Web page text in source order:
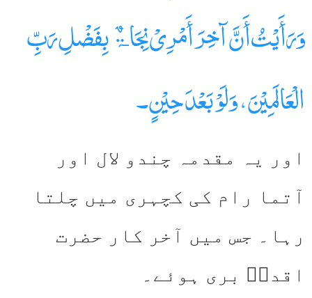
وَرَأَیْتُ أَنَّ آخِرَ أَمْرِیْ نِجَاۃٌ بِفَضْلِ رَبِّ
الْعَالَمِیْنَ، وَلَوْ بَعْدَ حِیْنٍ۔
اور یہ مقدمہ چندو لال اور
آتما رام کی کچہری میں چلتا
رہا۔ جس میں آخر کار حضرت
اقدسؑ بری ہوئے۔